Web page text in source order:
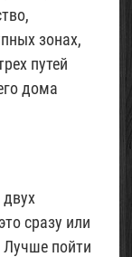
зонах,
путей
дома
сразу или
Лучше пойти